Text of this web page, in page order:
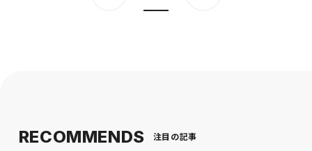
RECOMMENDS 注目の記事